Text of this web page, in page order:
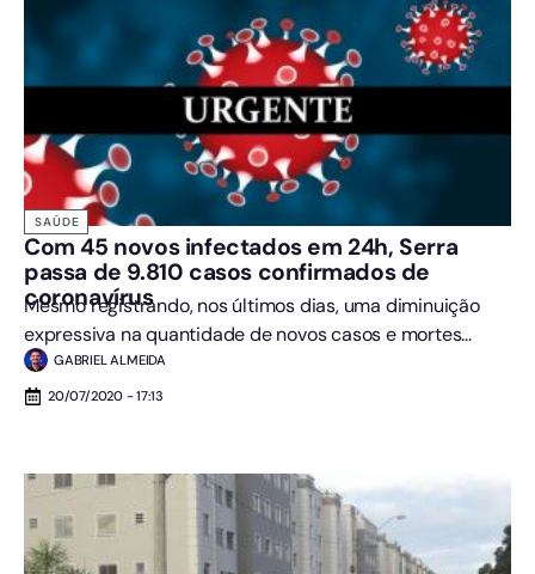
SAÚDE
Com 45 novos infectados em 24h, Serra
passa de 9.810 casos confirmados de
coronavírus
Mesmo registrando, nos últimos dias, uma diminuição
expressiva na quantidade de novos casos e mortes...
GABRIEL ALMEIDA
20/07/2020 - 17:13